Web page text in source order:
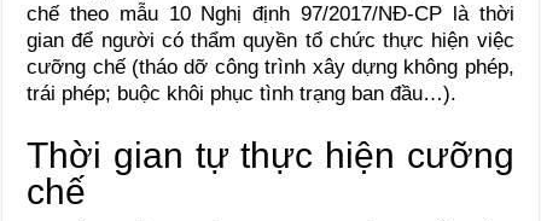
chế theo mẫu 10 Nghị định 97/2017/NĐ-CP là thời
gian để người có thẩm quyền tổ chức thực hiện việc
cưỡng chế (tháo dỡ công trình xây dựng không phép,
trái phép; buộc khôi phục tình trạng ban đầu…).
Thời gian tự thực hiện cưỡng
chế